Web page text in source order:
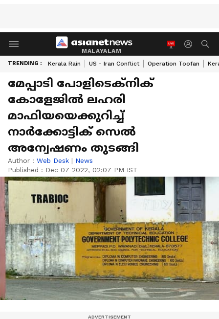
MALAYALAM
TRENDING : Kerala Rain US - Iran Conflict Operation Toofan
മേപ്പാടി പോളിടെക്നിക്
കോളേജിൽ ലഹരി
മാഫിയയെക്കുറിച്ച്
നാര്‍ക്കോട്ടിക് സെൽ
അന്വേഷണം തുടങ്ങി
Author : Web Desk | News
Published : Dec 07 2022, 02:07 PM IST